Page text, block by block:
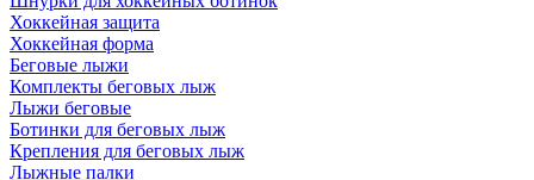
Хоккейная защита
Хоккейная форма
Беговые лыжи
Комплекты беговых лыж
Лыжи беговые
Ботинки для беговых лыж
Крепления для беговых лыж
Лыжные палки